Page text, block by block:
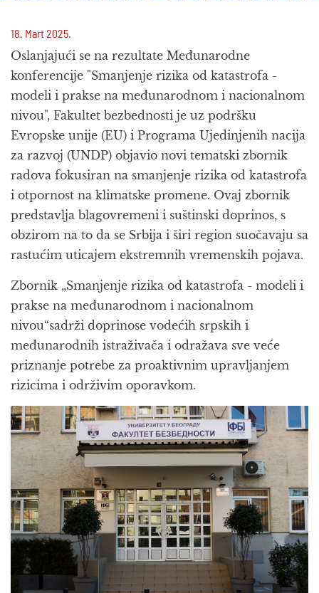
18. Mart 2025.
Oslanjajući se na rezultate Međunarodne
konferencije "Smanjenje rizika od katastrofa -
modeli i prakse na međunarodnom i nacionalnom
nivou", Fakultet bezbednosti je uz podršku
Evropske unije (EU) i Programa Ujedinjenih nacija
za razvoj (UNDP) objavio novi tematski zbornik
radova fokusiran na smanjenje rizika od katastrofa
i otpornost na klimatske promene. Ovaj zbornik
predstavlja blagovremeni i suštinski doprinos, s
obzirom na to da se Srbija i širi region suočavaju sa
rastućim uticajem ekstremnih vremenskih pojava.
Zbornik „Smanjenje rizika od katastrofa - modeli i
prakse na međunarodnom i nacionalnom
nivou“sadrži doprinose vodećih srpskih i
međunarodnih istraživača i odražava sve veće
priznanje potrebe za proaktivnim upravljanjem
rizicima i održivim oporavkom.